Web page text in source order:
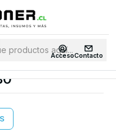
AccesoContacto
a Todo Chile · Retiro en
CANON